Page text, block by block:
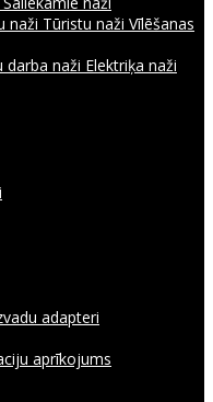
naži Tūristu naži Vīlēšanas
darba naži Elektriķa naži
adapteri
aprīkojums